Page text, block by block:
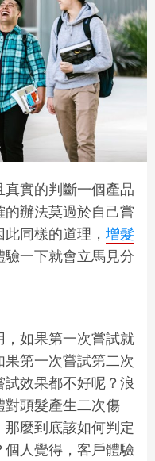
實的判斷一個產品
辦法莫過於自己嘗
同樣的道理， 增髮
一下就會立馬見分
如果第一次嘗試就
第一次嘗試第二次
效果都不好呢？浪
頭髮產生二次傷
麼到底該如何判定
人覺得，客戶體驗